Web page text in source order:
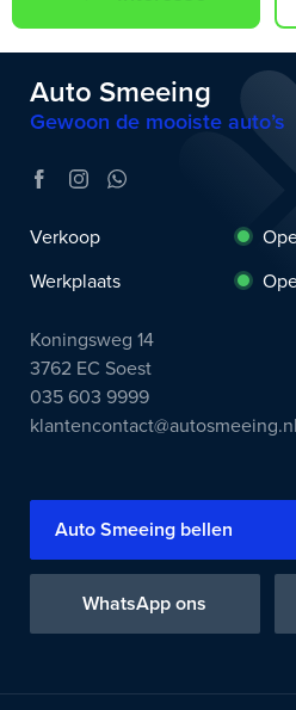
Auto Smeeing
Gewoon de mooiste auto’s
Verkoop
Werkplaats
Koningsweg 14
3762 EC Soest
035 603 9999
klantencontact@autosmeeing.nl
Auto Smeeing bellen
WhatsApp ons